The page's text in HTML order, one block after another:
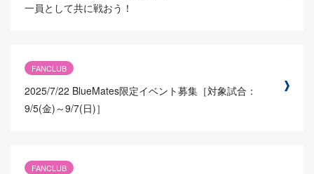
一員として共に戦おう！
FANCLUB
2025/7/22 BlueMates限定イベント募集［対象試合：
9/5(金)～9/7(日)］
FANCLUB